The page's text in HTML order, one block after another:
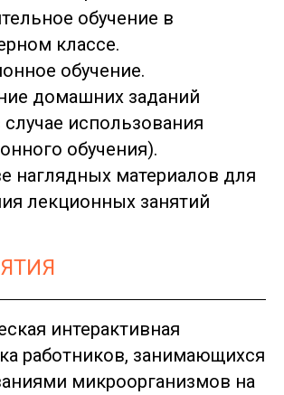
обучение в
классе.
обучение.
домашних заданий
использования
обучения).
наглядных материалов для
лекционных занятий
интерактивная
работников, занимающихся
микроорганизмов на